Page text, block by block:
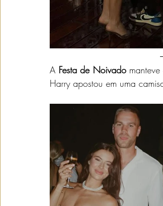
A Festa de Noivado manteve
Harry apostou em uma